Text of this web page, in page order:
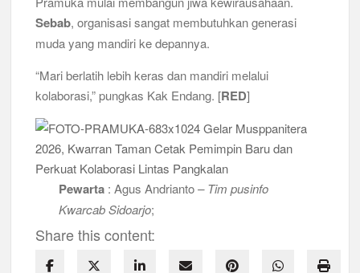
Sebab, organisasi sangat membutuhkan generasi
muda yang mandiri ke depannya.
“Mari berlatih lebih keras dan mandiri melalui
kolaborasi,” pungkas Kak Endang. [RED]
Pewarta : Agus Andrianto– Tim pusinfo
Kwarcab Sidoarjo;
Share this content: